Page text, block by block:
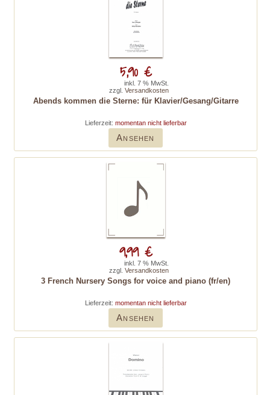
Abends kommen die Sterne: für Klavier/Gesang/Gitarre
Lieferzeit: momentan nicht lieferbar
Ansehen
5,90 €
inkl. 7 % MwSt.
zzgl. Versandkosten
3 French Nursery Songs for voice and piano (fr/en)
Lieferzeit: momentan nicht lieferbar
Ansehen
9,99 €
inkl. 7 % MwSt.
zzgl. Versandkosten